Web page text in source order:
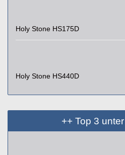
Holy Stone HS175D
Holy Stone HS440D
++ Top 3